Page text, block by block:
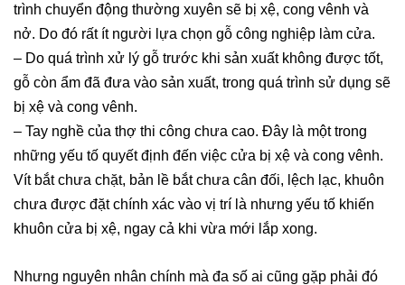
trình chuyển động thường xuyên sẽ bị xệ, cong vênh và
nở. Do đó rất ít người lựa chọn gỗ công nghiệp làm cửa.
– Do quá trình xử lý gỗ trước khi sản xuất không được tốt,
gỗ còn ẩm đã đưa vào sản xuất, trong quá trình sử dụng sẽ
bị xệ và cong vênh.
– Tay nghề của thợ thi công chưa cao. Đây là một trong
những yếu tố quyết định đến việc cửa bị xệ và cong vênh.
Vít bắt chưa chặt, bản lề bắt chưa cân đối, lệch lạc, khuôn
chưa được đặt chính xác vào vị trí là nhưng yếu tố khiến
khuôn cửa bị xệ, ngay cả khi vừa mới lắp xong.
Nhưng nguyên nhân chính mà đa số ai cũng gặp phải đó